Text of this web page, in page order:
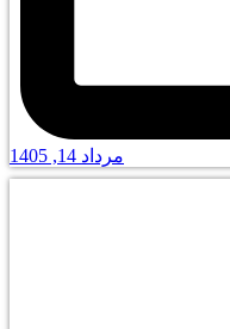
مرداد 14, 1405